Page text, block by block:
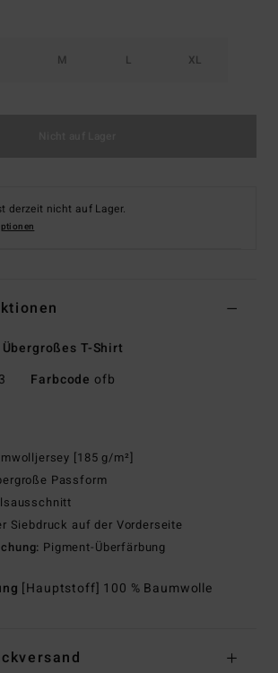
M L XL
derzeit nicht auf Lager.
T-Shirt
Farbcode ofb
[185 g/m²]
Passform
Siebdruck auf der Vorderseite
Pigment-Überfärbung
[Hauptstoff] 100 % Baumwolle